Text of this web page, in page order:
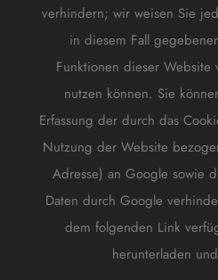
verhindern; wir weisen Sie
in diesem Fall
Funktionen dieser Website
nutzen können. Sie
Erfassung der durch das
Nutzung der Website
Adresse) an Google sowie
Daten durch Google
dem folgenden Link
herunterladen